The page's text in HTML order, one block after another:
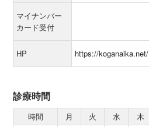
マイナンバー
カード受付
HP https://koganaika.net/
診療時間
時間 月 火 水 木